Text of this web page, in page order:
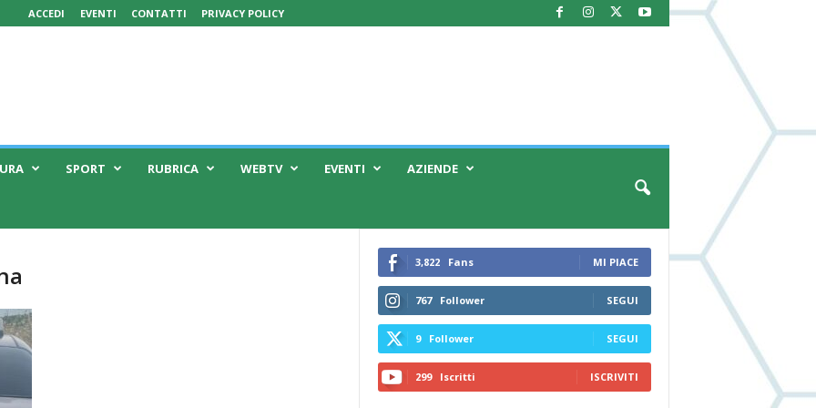
ACCEDI EVENTI CONTATTI PRIVACY POLICY
SPORT RUBRICA WEBTV EVENTI AZIENDE
3,822 Fans MI PIACE
767 Follower SEGUI
9 Follower SEGUI
299 Iscritti ISCRIVITI